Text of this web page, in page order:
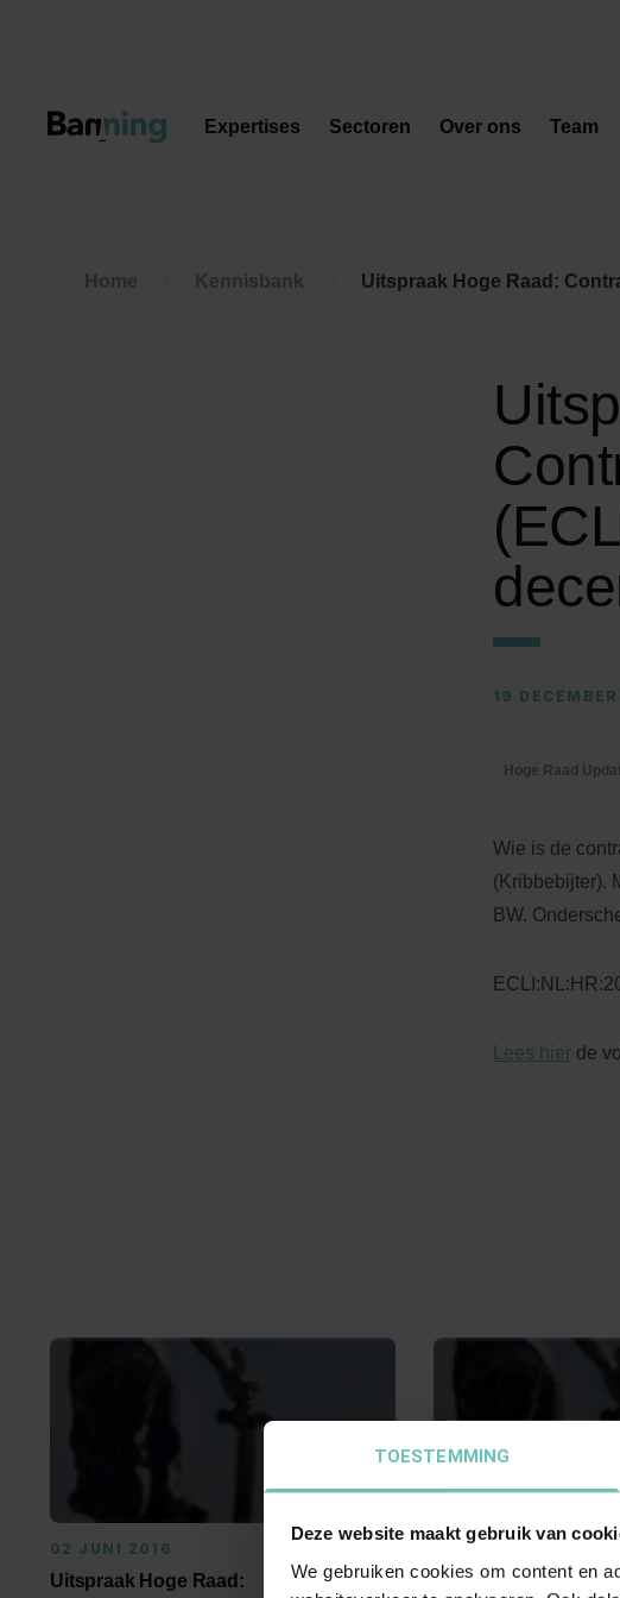
TOESTEMMING
Deze website maakt gebruik van
We gebruiken cookies om content en
Expertises Sectoren Over ons Team
Home Kennisbank Uitspraak Hoge Raad:
19
Hoge Raad
Wie is de
(Kribbebijter).
BW.
Lees hier de
02 JUNI 2016
Uitspraak Hoge Raad:
01 FEBRUARI 2018
Uitspraak Hoge